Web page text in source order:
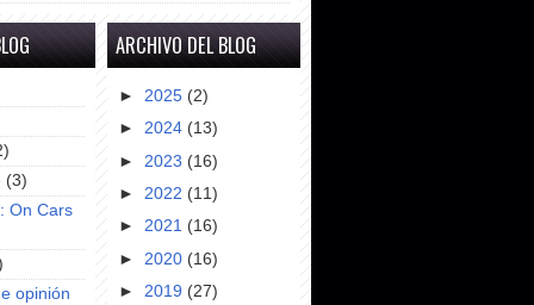
(3)
On Cars
opinión
ARCHIVO DEL BLOG
► 2025 (2)
► 2024 (13)
► 2023 (16)
► 2022 (11)
► 2021 (16)
► 2020 (16)
► 2019 (27)